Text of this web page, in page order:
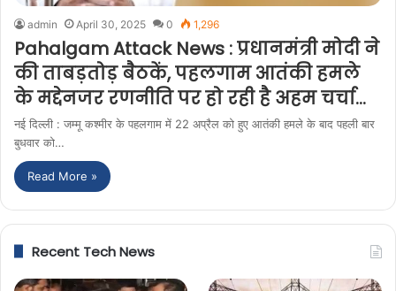
admin April 30, 2025 0 1,296
Pahalgam Attack News : प्रधानमंत्री मोदी ने
की ताबड़तोड़ बैठकें, पहलगाम आतंकी हमले
के मद्देनजर रणनीति पर हो रही है अहम चर्चा…
नई दिल्ली : जम्मू कश्मीर के पहलगाम में 22 अप्रैल को हुए आतंकी हमले के बाद पहली बार
बुधवार को…
Read More »
Recent Tech News